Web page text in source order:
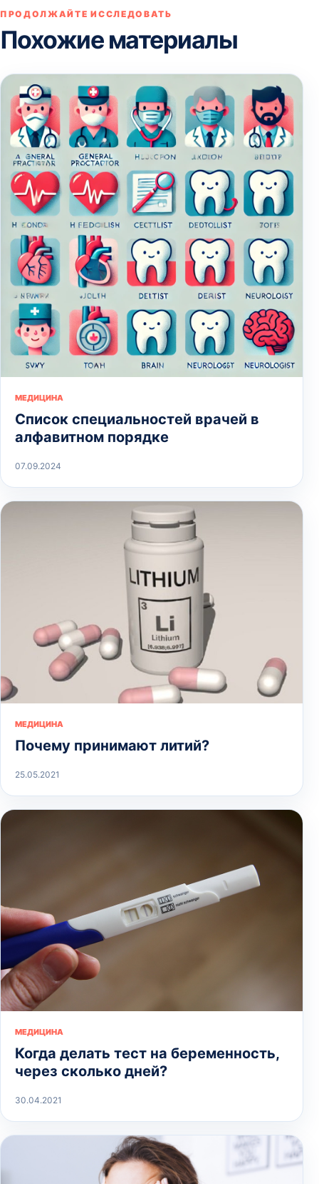
ПРОДОЛЖАЙТЕ ИССЛЕДОВАТЬ
Похожие материалы
МЕДИЦИНА
Список специальностей врачей в
алфавитном порядке
07.09.2024
МЕДИЦИНА
Почему принимают литий?
25.05.2021
МЕДИЦИНА
Когда делать тест на беременность,
через сколько дней?
30.04.2021